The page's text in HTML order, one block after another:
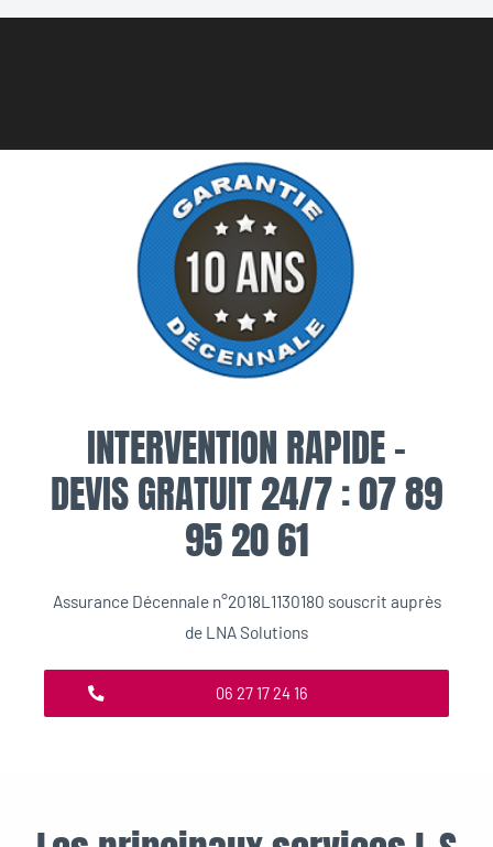
INTERVENTION RAPIDE –
DEVIS GRATUIT 24/7 : 07 89
95 20 61
Assurance Décennale n°2018L1130180 souscrit auprès
de LNA Solutions
06 27 17 24 16